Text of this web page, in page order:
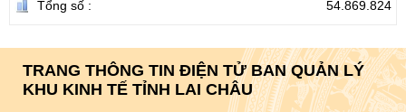
Tổng số :
54.869.824
TRANG THÔNG TIN ĐIỆN TỬ BAN QUẢN LÝ
KHU KINH TẾ TỈNH LAI CHÂU